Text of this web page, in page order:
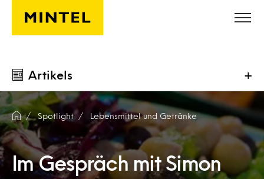
Skip to main content
Artikels +
Spotlight Lebensmittel und Getränke
Im Gespräch mit Simon